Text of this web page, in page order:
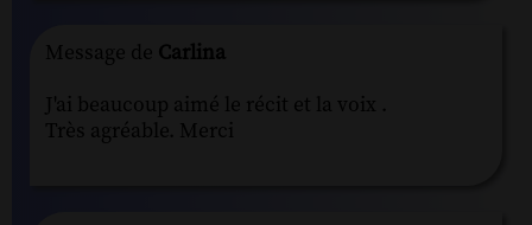
Message de Carlina
J'ai beaucoup aimé le récit et la voix .
Très agréable. Merci